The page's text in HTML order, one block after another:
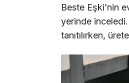
Beste Eşki’nin
yerinde
tanıtılırken,